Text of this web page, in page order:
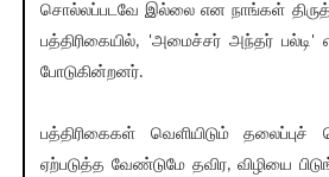
சொல்லப்படவே இல்லை என நாங்கள்
பத்திரிகையில், 'அமைச்சர் அந்தர் பல்டி'
போடுகின்றனர்.
பத்திரிகைகள் வெளியிடும் தலைப்புச்
ஏற்படுத்த வேண்டுமே தவிர, விழியை